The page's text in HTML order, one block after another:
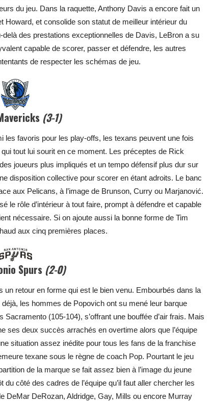
du jeu. Dans la raquette, Anthony Davis a encore fait un
et consolide son statut de meilleur intérieur du
des prestations exceptionnelles de Davis, LeBron a su
capable de scorer, passer et défendre, les autres
de respecter les schémas de jeu.
(3-1)
les favoris pour les play-offs, les texans peuvent une fois
tout lui sourit en ce moment. Les préceptes de Rick
joueurs plus impliqués et un tempo défensif plus dur sur
disposition collective pour scorer en étant adroits. Le banc
aux Pelicans, à l’image de Brunson, Curry ou Marjanović.
le rôle d’intérieur à tout faire, prompt à défendre et capable
nécessaire. Si on ajoute aussi la bonne forme de Tim
aux cinq premières places.
Spurs (2-0)
retour en forme qui est le bien venu. Embourbés dans la
les hommes de Popovich ont su mené leur barque
(105-104), s’offrant une bouffée d’air frais. Mais
ses deux succès arrachés en overtime alors que l’équipe
situation assez inédite pour tous les fans de la franchise
texane sous le règne de coach Pop. Pourtant le jeu
de la marque se fait assez bien à l’image du jeune
côté des cadres de l’équipe qu’il faut aller chercher les
DeMar DeRozan, Aldridge, Gay, Mills ou encore Murray